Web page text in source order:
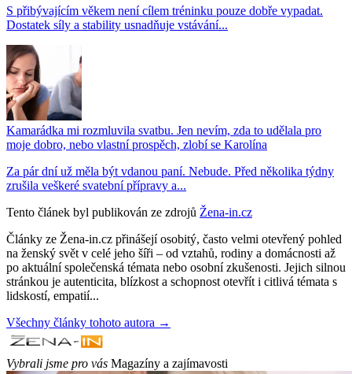
S přibývajícím věkem není cílem tréninku pouze dobře vypadat.
Dostatek síly a stability usnadňuje vstávání...
Kamarádka mi rozmluvila svatbu. Jen nevím, zda to udělala pro
moje dobro, nebo vlastní prospěch, zlobí se Karolína
Za pár dní už měla být vdanou paní. Nebude. Před několika týdny
zrušila veškeré svatební přípravy a...
Tento článek byl publikován ze zdrojů Žena-in.cz
Články ze Žena-in.cz přinášejí osobitý, často velmi otevřený pohled
na ženský svět v celé jeho šíři – od vztahů, rodiny a domácnosti až
po aktuální společenská témata nebo osobní zkušenosti. Jejich silnou
stránkou je autenticita, blízkost a schopnost otevřít i citlivá témata s
lidskostí, empatií...
Všechny články tohoto autora →
Vybrali jsme pro vás Magazíny a zajímavosti